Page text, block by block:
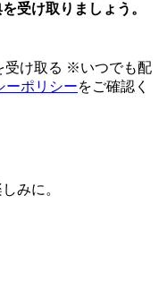
受け取りましょう。
受け取る ※いつでも配
ーポリシーをご確認く
みに。